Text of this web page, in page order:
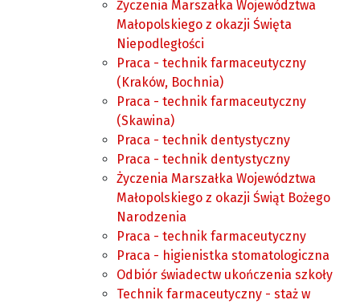
Życzenia Marszałka Województwa
Małopolskiego z okazji Święta
Niepodległości
Praca - technik farmaceutyczny
(Kraków, Bochnia)
Praca - technik farmaceutyczny
(Skawina)
Praca - technik dentystyczny
Praca - technik dentystyczny
Życzenia Marszałka Województwa
Małopolskiego z okazji Świąt Bożego
Narodzenia
Praca - technik farmaceutyczny
Praca - higienistka stomatologiczna
Odbiór świadectw ukończenia szkoły
Technik farmaceutyczny - staż w